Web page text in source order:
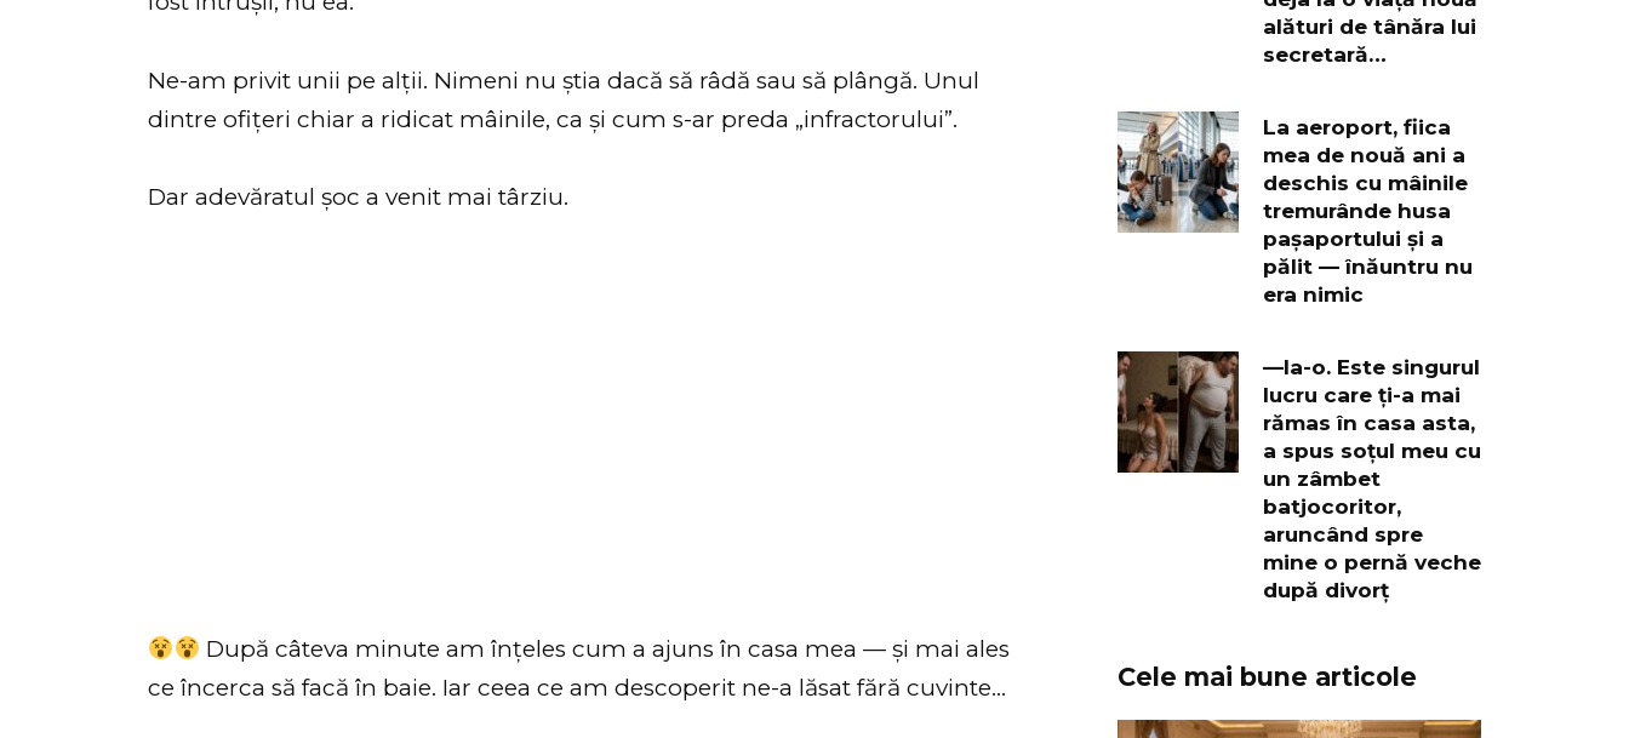
Ne-am privit unii pe alții. Nimeni nu știa dacă să râdă sau să plângă. Unul
dintre ofițeri chiar a ridicat mâinile, ca și cum s-ar preda „infractorului”.
Dar adevăratul șoc a venit mai târziu.
După câteva minute am înțeles cum a ajuns în casa mea — și mai ales
ce încerca să facă în baie. Iar ceea ce am descoperit ne-a lăsat fără cuvinte…
alături de tânăra lui
secretară…
La aeroport, fiica
mea de nouă ani a
deschis cu mâinile
tremurânde husa
pașaportului și a
pălit — înăuntru nu
era nimic
—Ia-o. Este singurul
lucru care ți-a mai
rămas în casa asta,
a spus soțul meu cu
un zâmbet
batjocoritor,
aruncând spre
mine o pernă veche
după divorț
Cele mai bune articole